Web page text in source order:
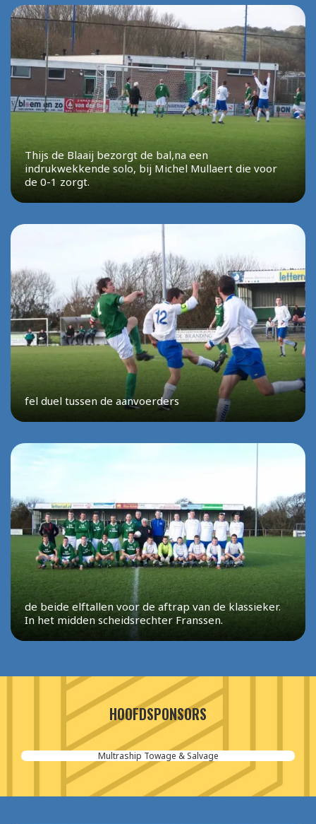
Thijs de Blaaij bezorgt de bal,na een
indrukwekkende solo, bij Michel Mullaert die voor
de 0-1 zorgt.
fel duel tussen de aanvoerders
de beide elftallen voor de aftrap van de klassieker.
In het midden scheidsrechter Franssen.
HOOFDSPONSORS
Multraship Towage & Salvage